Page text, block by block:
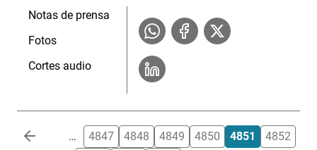
Notas de prensa
Fotos
Cortes audio
Paginación … 4847 4848 4849 4850 4851
4852